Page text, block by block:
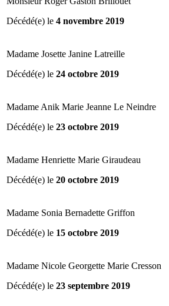
Décédé(e) le 4 novembre 2019
Madame Josette Janine Latreille
Décédé(e) le 24 octobre 2019
Madame Anik Marie Jeanne Le Neindre
Décédé(e) le 23 octobre 2019
Madame Henriette Marie Giraudeau
Décédé(e) le 20 octobre 2019
Madame Sonia Bernadette Griffon
Décédé(e) le 15 octobre 2019
Madame Nicole Georgette Marie Cresson
Décédé(e) le 23 septembre 2019